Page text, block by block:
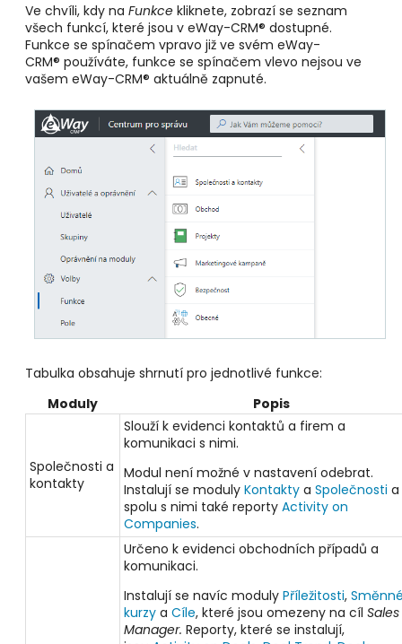
Ve chvíli, kdy na Funkce kliknete, zobrazí se seznam
všech funkcí, které jsou v eWay-CRM® dostupné.
Funkce se spínačem vpravo již ve svém eWay-
CRM® používáte, funkce se spínačem vlevo nejsou ve
vašem eWay-CRM® aktuálně zapnuté.
Tabulka obsahuje shrnutí pro jednotlivé funkce:
Moduly
Popis
Společnosti a
kontakty
Slouží k evidenci kontaktů a firem a
komunikaci s nimi.
Modul není možné v nastavení odebrat.
Instalují se modulyKontakty aSpolečnosti a
spolu s nimi také reportyActivity on
Companies.
Určeno k evidenci obchodních případů a
komunikaci.
Instalují se navíc modulyPříležitosti,
kurzy aCíle, které jsou omezeny na cílSales
Manager. Reporty, které se instalují,